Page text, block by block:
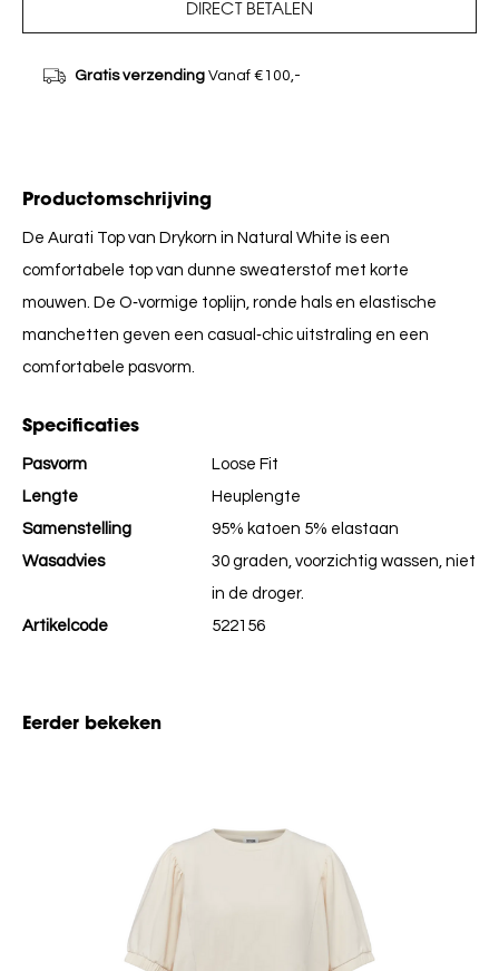
DIRECT BETALEN
Gratis verzendingVanaf €100,-
Productomschrijving
De Aurati Top van Drykorn in Natural White is een
comfortabele top van dunne sweaterstof met korte
mouwen. De O‑vormige toplijn, ronde hals en elastische
manchetten geven een casual‑chic uitstraling en een
comfortabele pasvorm.
Specificaties
Pasvorm
Loose Fit
Lengte
Heuplengte
Samenstelling
95% katoen 5% elastaan
Wasadvies
30 graden, voorzichtig wassen, niet
in de droger.
Artikelcode
522156
Eerder bekeken